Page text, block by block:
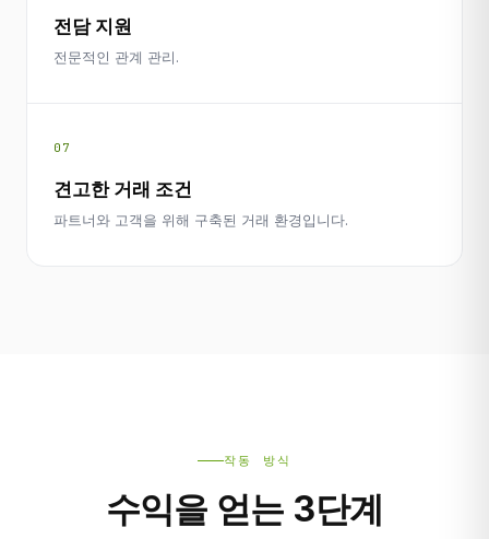
전담 지원
전문적인 관계 관리.
07
견고한 거래 조건
파트너와 고객을 위해 구축된 거래 환경입니다.
작동 방식
수익을 얻는 3단계